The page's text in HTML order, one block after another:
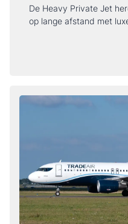
De Heavy Private Jet
op lange afstand met